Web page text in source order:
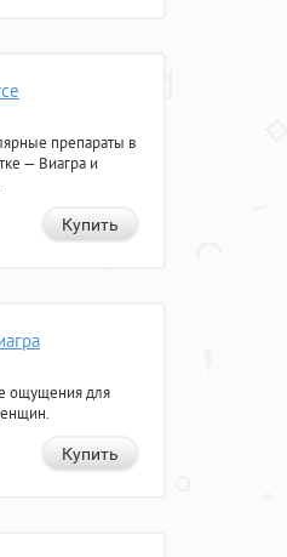
препараты в
— Виагра и
Купить
ощущения для
Купить